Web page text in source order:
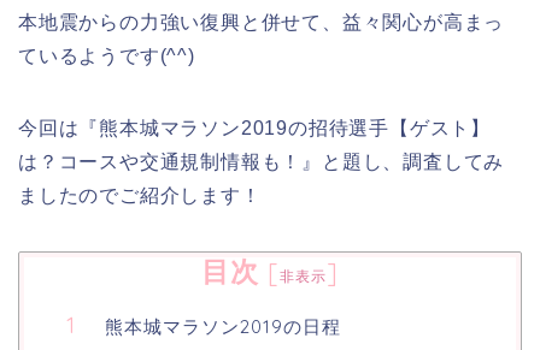
本地震からの力強い復興と併せて、益々関心が高まっ
ているようです(^^)
今回は『熊本城マラソン2019の招待選手【ゲスト】
は？ コースや交通規制情報も！』と題し、調査してみ
ましたのでご紹介します！
目次 [非表示]
熊本城マラソン2019の日程